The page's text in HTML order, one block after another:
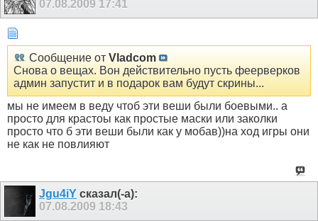
07.08.2009 17:41
Сообщение от Vladcom
Снова о вещах. Вон действительно пусть феерверков
админ запустит и в подарок вам будут скрины...
мы не имеем в веду чтоб эти веши были боевыми.. а
просто для крастоы как простые маски или заколки
просто что б эти веши были как у мобав))на ход игры они
не как не повлияют
Jgu4iY сказал(-а):
07.08.2009 18:43